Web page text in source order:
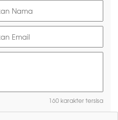
160 karakter tersisa